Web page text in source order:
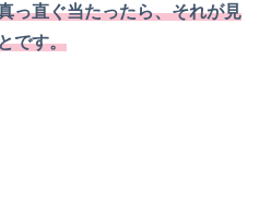
っ直ぐ当たったら、それが見
です。